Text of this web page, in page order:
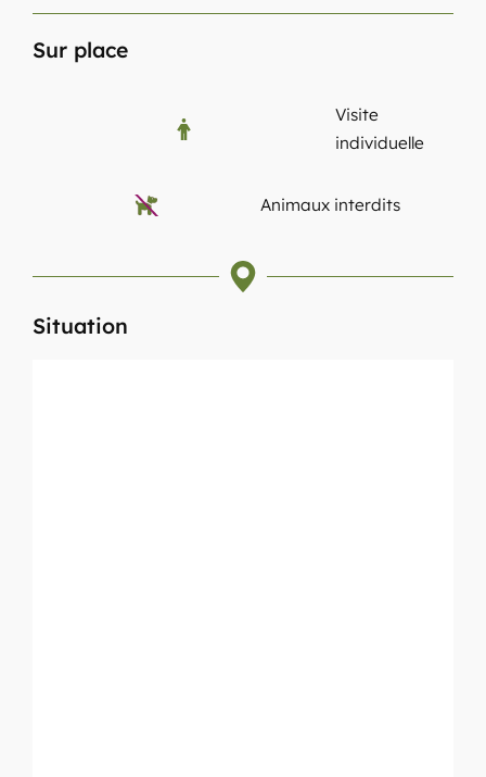
Sur place
Visite
individuelle
Animaux interdits
Situation